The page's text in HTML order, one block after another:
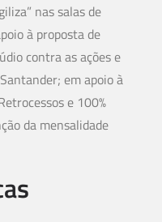
nas salas de
à proposta de
contra as ações e
em apoio à
e 100%
da mensalidade